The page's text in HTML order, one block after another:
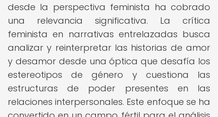
desde la perspectiva feminista ha cobrado
una relevancia significativa. La crítica
feminista en narrativas entrelazadas busca
analizar y reinterpretar las historias de amor
y desamor desde una óptica que desafía los
estereotipos de género y cuestiona las
estructuras de poder presentes en las
relaciones interpersonales. Este enfoque se ha